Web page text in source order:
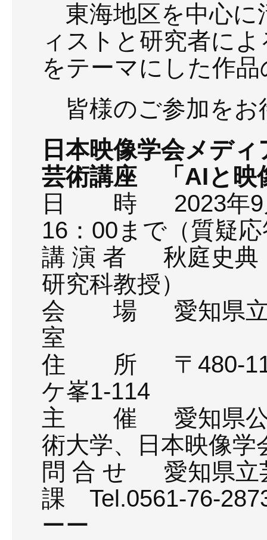
東海地区を中心に
ィストと研究者に
をテーマにした作
皆様のご参加をお
日本映像学会メデ
芸術講座 「AIと映
日 時 2023年9月
16：00まで（質疑
講 演 者 秋庭史典
研究科教授）
会 場 愛知県立芸
室
住 所 〒480-
ケ峯1-114
主 催 愛知県公
術大学、日本映像
問 合 せ 愛知県立
課 Tel.0561-76-
ーー